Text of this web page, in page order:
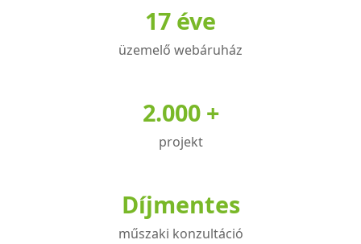
17 éve
üzemelő webáruház
2.000 +
projekt
Díjmentes
műszaki konzultáció